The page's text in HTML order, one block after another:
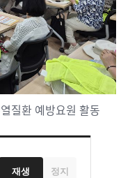
질환 예방요원 활동
재생 정지